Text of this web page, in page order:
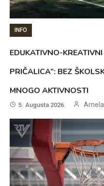
INFO
EDUKATIVNO-
PRIČALICA”: BEZ
MNOGO AKTIVNOSTI
5. Augusta 2026.